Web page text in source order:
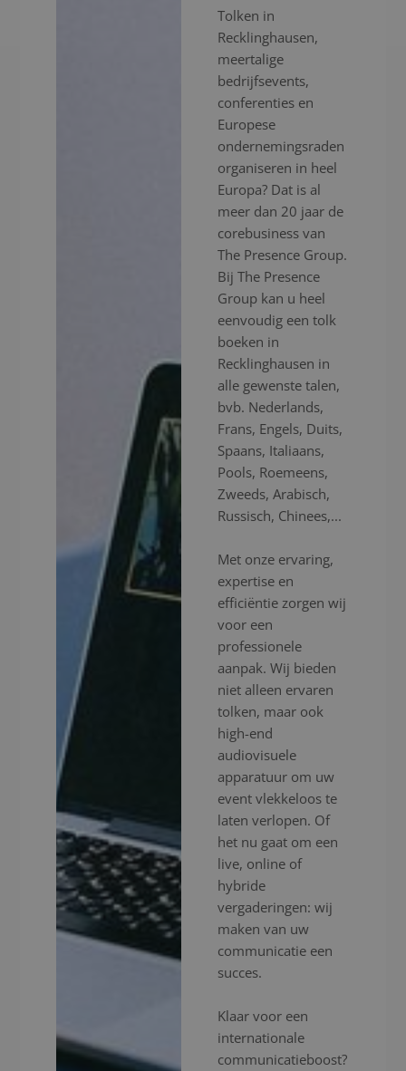
Tolken in
Recklinghausen,
meertalige
bedrijfsevents,
conferenties en
Europese
ondernemingsraden
organiseren in heel
Europa? Dat is al
meer dan 20 jaar de
corebusiness van
The Presence Group.
Bij The Presence
Group kan u heel
eenvoudig een tolk
boeken in
Recklinghausen in
alle gewenste talen,
bvb. Nederlands,
Frans, Engels, Duits,
Spaans, Italiaans,
Pools, Roemeens,
Zweeds, Arabisch,
Russisch, Chinees,...
Met onze ervaring,
expertise en
efficiëntie zorgen wij
voor een
professionele
aanpak. Wij bieden
niet alleen ervaren
tolken, maar ook
high-end
audiovisuele
apparatuur om uw
event vlekkeloos te
laten verlopen. Of
het nu gaat om een
live, online of
hybride
vergaderingen: wij
maken van uw
communicatie een
succes.
Klaar voor een
internationale
communicatieboost?